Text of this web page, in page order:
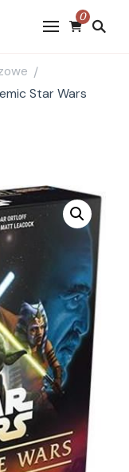
0
/
Star Wars